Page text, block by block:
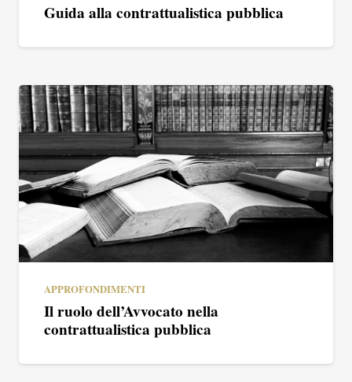
Guida alla contrattualistica pubblica
APPROFONDIMENTI
Il ruolo dell’Avvocato nella
contrattualistica pubblica